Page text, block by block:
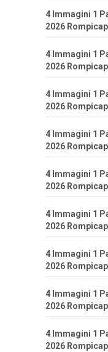
4 Immagini 1
2026
4 Immagini 1
2026
4 Immagini 1
2026
4 Immagini 1
2026
4 Immagini 1
2026
4 Immagini 1
2026
4 Immagini 1
2026
4 Immagini 1
2026
4 Immagini 1
2026